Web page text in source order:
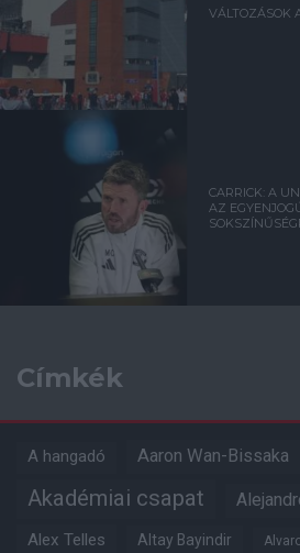
VÁLTOZÁSOK
CARRICK: A
AZ
Címkék
A hangadó Aaron Wan-Bissaka
Akadémiai csapat
Alex Telles Altay Bayindir